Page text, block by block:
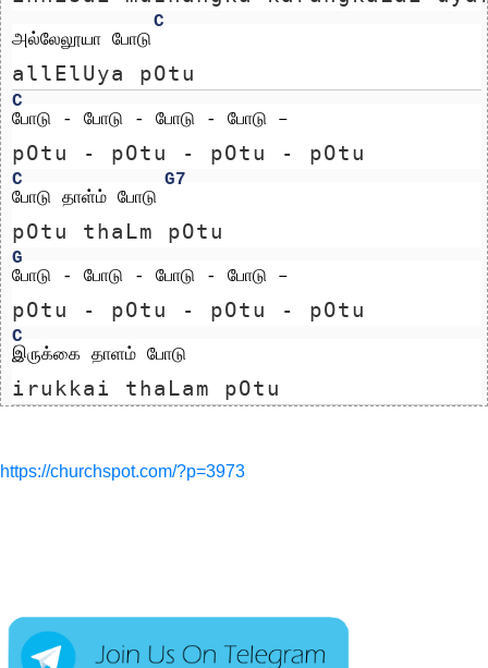
C
அல்லேலூயா போடு
allElUya pOtu
C
போடு - போடு - போடு - போடு –
pOtu - pOtu - pOtu - pOtu
C
G7
போடு தாள்ம் போடு
pOtu thaLm pOtu
G
போடு - போடு - போடு - போடு –
pOtu - pOtu - pOtu - pOtu
C
இருக்கை தாளம் போடு
irukkai thaLam pOtu
https://churchspot.com/?p=3973